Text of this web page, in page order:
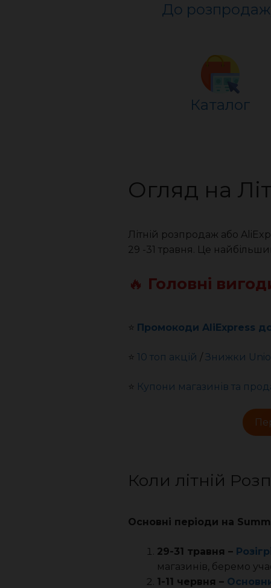
До розпро
Каталог
Огляд на
Літній розпродаж або
29 -31 травня. Це
🔥 Головні
⭐️ Промокоди AliExpress
⭐️ 10 топ акцій / Знижки
⭐️ Купони магазинів та
Коли літній
Основні періоди на
29-31 травня –
магазинів, беремо
1-11 червня –